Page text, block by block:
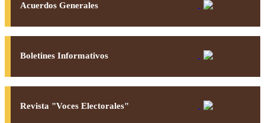
Acuerdos Generales
Boletines Informativos
Revista "Voces Electorales"